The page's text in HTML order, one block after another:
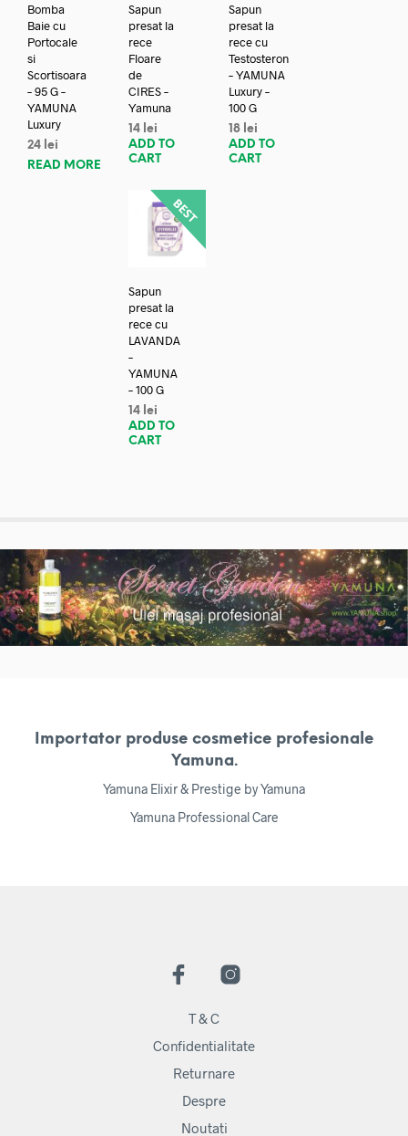
Bomba
Baie cu
Portocale
si
Scortisoara
– 95 G –
YAMUNA
Luxury
24 lei
READ MORE
Sapun
presat la
rece
Floare
de
CIRES –
Yamuna
14 lei
ADD TO
CART
Sapun
presat la
rece cu
Testosteron
– YAMUNA
Luxury –
100 G
18 lei
ADD TO
CART
Sapun
presat la
rece cu
LAVANDA
–
YAMUNA
– 100 G
14 lei
ADD TO
CART
Importator produse cosmetice profesionale
Yamuna.
Yamuna Elixir & Prestige by Yamuna
Yamuna Professional Care
T & C
Confidentialitate
Returnare
Despre
Noutati